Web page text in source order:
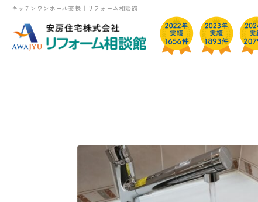
キッチンワンホール交換｜リフォーム相談館